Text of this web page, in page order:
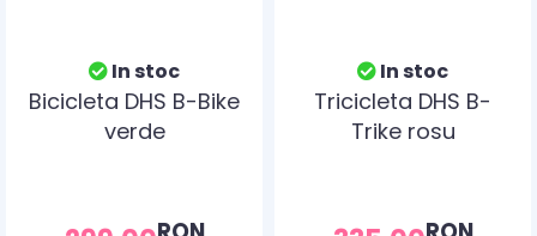
In stoc
Bicicleta DHS B-Bike
verde
In stoc
Tricicleta DHS B-
Trike rosu